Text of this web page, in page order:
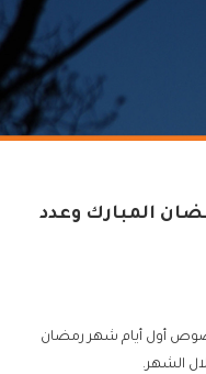
المبارك وعدد
أول أيام شهر رمضان